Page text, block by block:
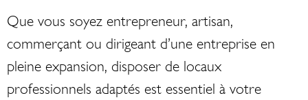
Que vous soyez entrepreneur, artisan,
commerçant ou dirigeant d’une entreprise en
pleine expansion, disposer de locaux
professionnels adaptés est essentiel à votre